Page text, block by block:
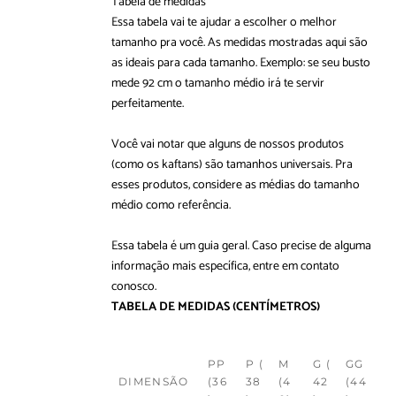
Essa tabela vai te ajudar a escolher o melhor
tamanho pra você. As medidas mostradas aqui são
as ideais para cada tamanho. Exemplo: se seu busto
mede 92 cm o tamanho médio irá te servir
perfeitamente.
Você vai notar que alguns de nossos produtos
(como os kaftans) são tamanhos universais. Pra
esses produtos, considere as médias do tamanho
médio como referência.
Essa tabela é um guia geral. Caso precise de alguma
informação mais específica, entre emcontato
conosco.
TABELA DE MEDIDAS(CENTÍMETROS)
DIMENSÃO
PP
(36
P (
38
M
(4
G (
42
GG
(44